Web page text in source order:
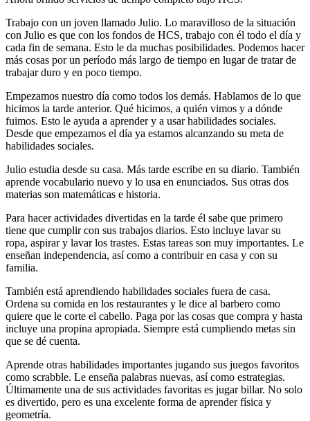
Trabajo con un joven llamado Julio. Lo maravilloso de la situación
con Julio es que con los fondos de HCS, trabajo con él todo el día y
cada fin de semana. Esto le da muchas posibilidades. Podemos hacer
más cosas por un período más largo de tiempo en lugar de tratar de
trabajar duro y en poco tiempo.
Empezamos nuestro día como todos los demás. Hablamos de lo que
hicimos la tarde anterior. Qué hicimos, a quién vimos y a dónde
fuimos. Esto le ayuda a aprender y a usar habilidades sociales.
Desde que empezamos el día ya estamos alcanzando su meta de
habilidades sociales.
Julio estudia desde su casa. Más tarde escribe en su diario. También
aprende vocabulario nuevo y lo usa en enunciados. Sus otras dos
materias son matemáticas e historia.
Para hacer actividades divertidas en la tarde él sabe que primero
tiene que cumplir con sus trabajos diarios. Esto incluye lavar su
ropa, aspirar y lavar los trastes. Estas tareas son muy importantes. Le
enseñan independencia, así como a contribuir en casa y con su
familia.
También está aprendiendo habilidades sociales fuera de casa.
Ordena su comida en los restaurantes y le dice al barbero como
quiere que le corte el cabello. Paga por las cosas que compra y hasta
incluye una propina apropiada. Siempre está cumpliendo metas sin
que se dé cuenta.
Aprende otras habilidades importantes jugando sus juegos favoritos
como scrabble. Le enseña palabras nuevas, así como estrategias.
Últimamente una de sus actividades favoritas es jugar billar. No solo
es divertido, pero es una excelente forma de aprender física y
geometría.